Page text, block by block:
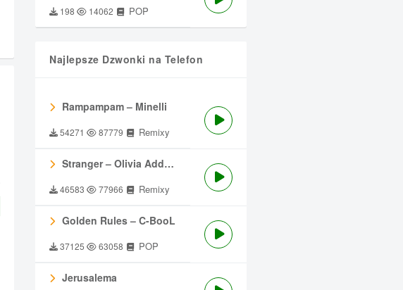
198 14062 POP
Najlepsze Dzwonki na Telefon
Rampampam – Minelli
54271 87779 Remixy
Stranger – Olivia Addams
46583 77966 Remixy
Golden Rules – C-BooL
37125 63058 POP
Jerusalema